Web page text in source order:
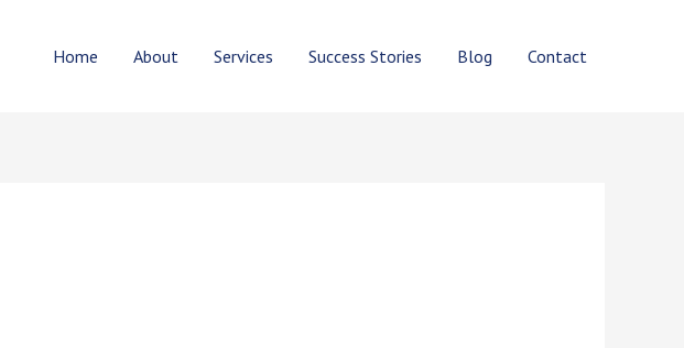
Home About Services Success Stories Blog Contact